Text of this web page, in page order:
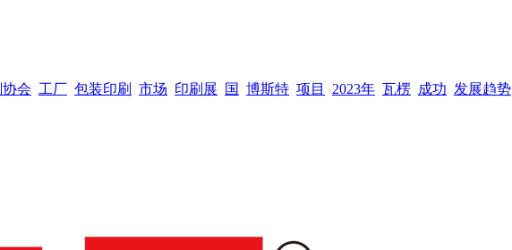
会 工厂 包装印刷 市场 印刷展 国 博斯特 项目 2023年 瓦楞 成功 发展趋势